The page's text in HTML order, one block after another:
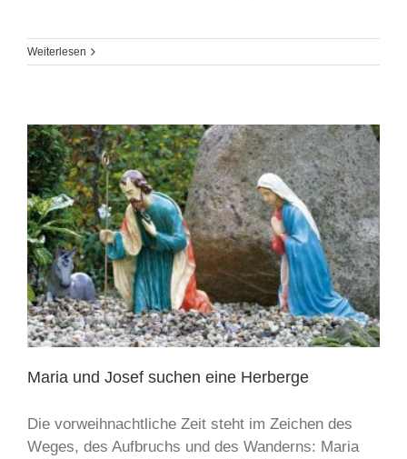
Weiterlesen
Maria und Josef suchen eine Herberge
Die vorweihnachtliche Zeit steht im Zeichen des
Weges, des Aufbruchs und des Wanderns: Maria